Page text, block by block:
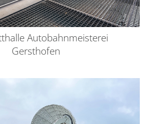
Autobahnmeisterei
Gersthofen